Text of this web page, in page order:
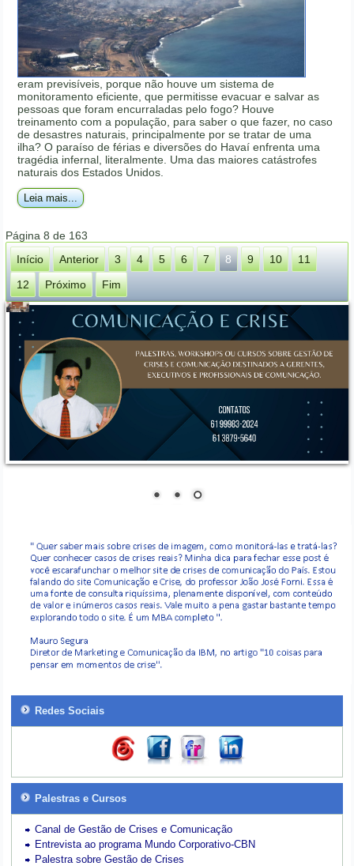
eram previsíveis, porque não houve um sistema de
monitoramento eficiente, que permitisse evacuar e salvar as
pessoas que foram encurraladas pelo fogo? Houve
treinamento com a população, para saber o que fazer, no caso
de desastres naturais, principalmente por se tratar de uma
ilha? O paraíso de férias e diversões do Havaí enfrenta uma
tragédia infernal, literalmente. Uma das maiores catástrofes
naturais dos Estados Unidos.
Leia mais...
Página 8 de 163
Início
Anterior 3 4 5 6 7 8 9 10
11
12
Próximo Fim
Redes Sociais
Palestras e Cursos
Canal de Gestão de Crises e Comunicação
Entrevista ao programa Mundo Corporativo-CBN
Palestra sobre Gestão de Crises